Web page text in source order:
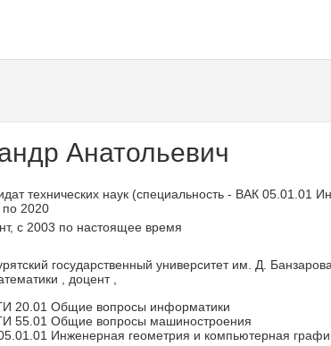
Анатольевич
технических наук (специальность - ВАК 05.01.01
по 2020
с 2003 по настоящее время
государственный университет им. Д.
, доцент ,
20.01 Общие вопросы информатики
55.01 Общие вопросы машиностроения
Инженерная геометрия и компьютерная